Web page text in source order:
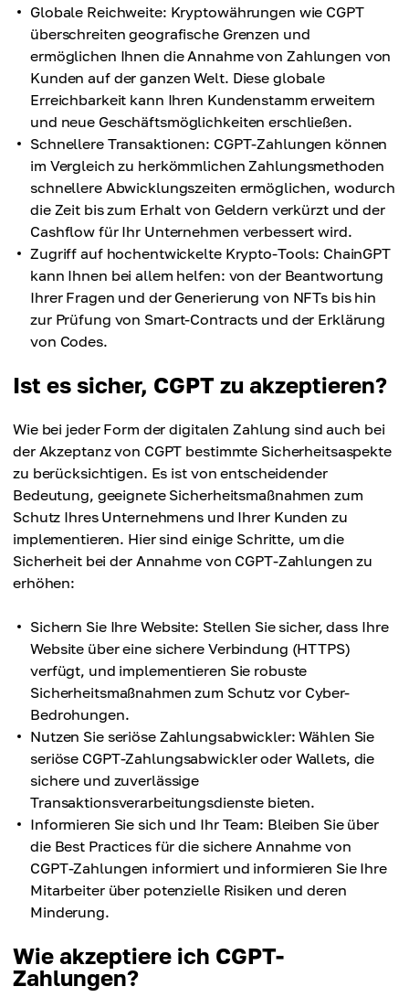
Globale Reichweite: Kryptowährungen wie CGPT
überschreiten geografische Grenzen und
ermöglichen Ihnen die Annahme von Zahlungen von
Kunden auf der ganzen Welt. Diese globale
Erreichbarkeit kann Ihren Kundenstamm erweitern
und neue Geschäftsmöglichkeiten erschließen.
Schnellere Transaktionen: CGPT-Zahlungen können
im Vergleich zu herkömmlichen Zahlungsmethoden
schnellere Abwicklungszeiten ermöglichen, wodurch
die Zeit bis zum Erhalt von Geldern verkürzt und der
Cashflow für Ihr Unternehmen verbessert wird.
Zugriff auf hochentwickelte Krypto-Tools: ChainGPT
kann Ihnen bei allem helfen: von der Beantwortung
Ihrer Fragen und der Generierung von NFTs bis hin
zur Prüfung von Smart-Contracts und der Erklärung
von Codes.
Ist es sicher, CGPT zu akzeptieren?
Wie bei jeder Form der digitalen Zahlung sind auch bei
der Akzeptanz von CGPT bestimmte Sicherheitsaspekte
zu berücksichtigen. Es ist von entscheidender
Bedeutung, geeignete Sicherheitsmaßnahmen zum
Schutz Ihres Unternehmens und Ihrer Kunden zu
implementieren. Hier sind einige Schritte, um die
Sicherheit bei der Annahme von CGPT-Zahlungen zu
erhöhen:
Sichern Sie Ihre Website: Stellen Sie sicher, dass Ihre
Website über eine sichere Verbindung (HTTPS)
verfügt, und implementieren Sie robuste
Sicherheitsmaßnahmen zum Schutz vor Cyber-
Bedrohungen.
Nutzen Sie seriöse Zahlungsabwickler: Wählen Sie
seriöse CGPT-Zahlungsabwickler oder Wallets, die
sichere und zuverlässige
Transaktionsverarbeitungsdienste bieten.
Informieren Sie sich und Ihr Team: Bleiben Sie über
die Best Practices für die sichere Annahme von
CGPT-Zahlungen informiert und informieren Sie Ihre
Mitarbeiter über potenzielle Risiken und deren
Minderung.
Wie akzeptiere ich CGPT-
Zahlungen?